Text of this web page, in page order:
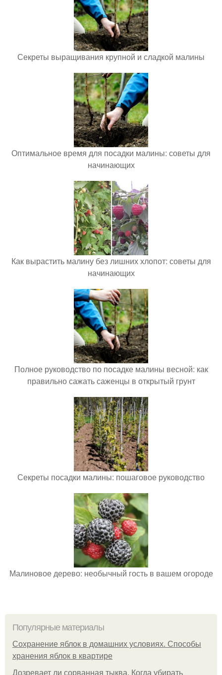
Секреты выращивания крупной и сладкой малины
Оптимальное время для посадки малины: советы для
начинающих
Как вырастить малину без лишних хлопот: советы для
начинающих
Полное руководство по посадке малины весной: как
правильно сажать саженцы в открытый грунт
Секреты посадки малины: пошаговое руководство
Малиновое дерево: необычный гость в вашем огороде
Популярные материалы
Сохранение яблок в домашних условиях. Способы
хранения яблок в квартире
Дозревает ли сорванная тыква. Когда убирать